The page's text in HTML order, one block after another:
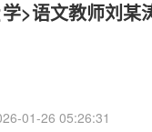
>语文教师刘某
01-26 05:26:31